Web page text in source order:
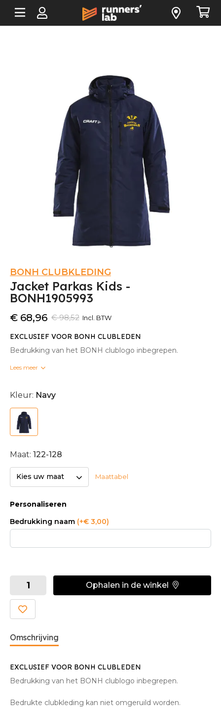
BONH CLUBKLEDING
Jacket Parkas Kids -
BONH1905993
€ 98,52
€ 68,96 Incl. BTW
EXCLUSIEF VOOR BONH CLUBLEDEN
Bedrukking van het BONH clublogo inbegrepen.
Bedrukte clubkleding kan niet omgeruild worden.
Lees meer
Kleur: Navy
Maat: 122-128
Kies uw maat Maattabel
Personaliseren
Bedrukking naam (+€ 3,00)
Ophalen in de winkel
Omschrijving
EXCLUSIEF VOOR BONH CLUBLEDEN
Bedrukking van het BONH clublogo inbegrepen.
Bedrukte clubkleding kan niet omgeruild worden.